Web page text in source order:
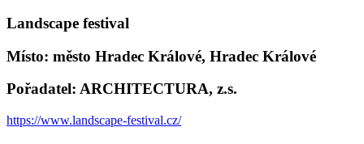
Landscape festival
Místo: město Hradec Králové, Hradec Králové
Pořadatel: ARCHITECTURA, z.s.
https://www.landscape-festival.cz/